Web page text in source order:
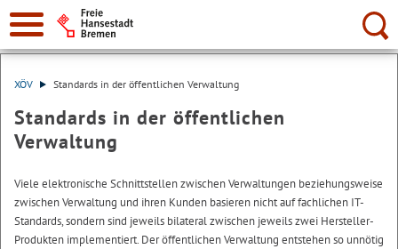
Suche:
XÖV Standards in der öffentlichen Verwaltung
Standards in der öffentlichen
Verwaltung
Viele elektronische Schnittstellen zwischen Verwaltungen beziehungsweise
zwischen Verwaltung und ihren Kunden basieren nicht auf fachlichen IT-
Standards, sondern sind jeweils bilateral zwischen jeweils zwei Hersteller-
Produkten implementiert. Der öffentlichen Verwaltung entstehen so unnötig